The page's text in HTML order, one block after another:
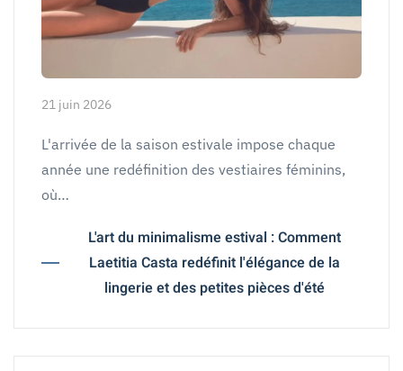
21 juin 2026
L'arrivée de la saison estivale impose chaque
année une redéfinition des vestiaires féminins,
où…
L'art du minimalisme estival : Comment
Laetitia Casta redéfinit l'élégance de la
lingerie et des petites pièces d'été